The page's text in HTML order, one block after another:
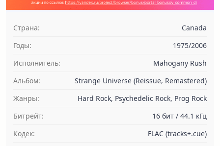
Страна:
Canada
Годы:
1975/2006
Исполнитель:
Mahogany Rush
Альбом:
Strange Universe (Reissue, Remastered)
Жанры:
Hard Rock, Psychedelic Rock, Prog Rock
Битрейт:
16 бит / 44.1 кГц
Кодек:
FLAC (tracks+.cue)